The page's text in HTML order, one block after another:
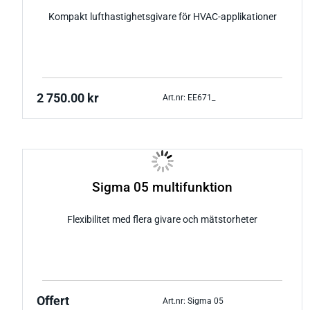
Kompakt lufthastighetsgivare för HVAC-applikationer
2 750.00 kr Art.nr: EE671_
Sigma 05 multifunktion
Flexibilitet med flera givare och mätstorheter
Offert Art.nr: Sigma 05